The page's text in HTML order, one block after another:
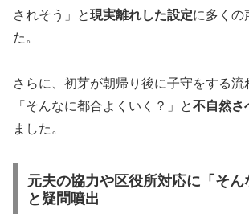
されそう」と現実離れした設定に多くの
た。
さらに、初芽が朝帰り後に子守をする流
「そんなに都合よくいく？」と不自然さ
ました。
元夫の協力や区役所対応に「そん
と疑問噴出